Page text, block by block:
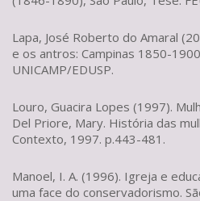
Lapa, José Roberto do Amaral
e os antros: Campinas 1850-
UNICAMP/EDUSP.
Louro, Guacira Lopes (1997).
Del Priore, Mary. História das
Contexto, 1997. p.443-481.
Manoel, I. A. (1996). Igreja e
uma face do conservadorismo.